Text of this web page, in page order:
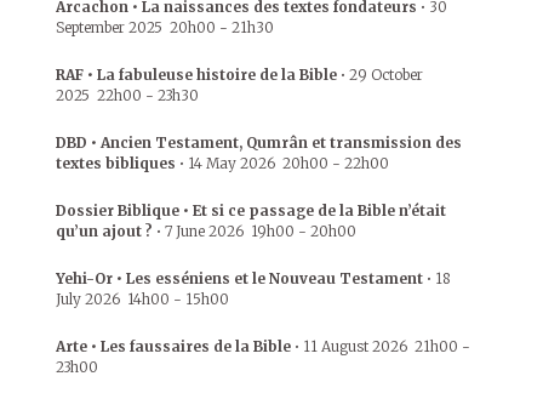
Arcachon • La naissances des textes fondateurs • 30
September 2025 20h00 - 21h30
RAF • La fabuleuse histoire de la Bible • 29 October
2025 22h00 - 23h30
DBD • Ancien Testament, Qumrân et transmission des
textes bibliques • 14 May 2026 20h00 - 22h00
Dossier Biblique • Et si ce passage de la Bible n’était
qu’un ajout ? • 7 June 2026 19h00 - 20h00
Yehi-Or • Les esséniens et le Nouveau Testament • 18
July 2026 14h00 - 15h00
Arte • Les faussaires de la Bible • 11 August 2026 21h00 -
23h00